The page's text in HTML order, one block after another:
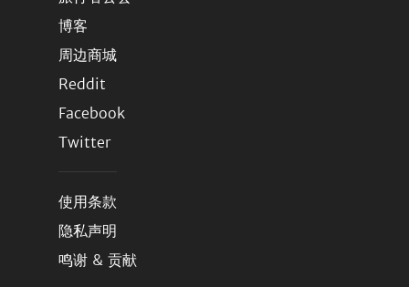
博客
周边商城
Reddit
Facebook
Twitter
使用条款
隐私声明
鸣谢 & 贡献